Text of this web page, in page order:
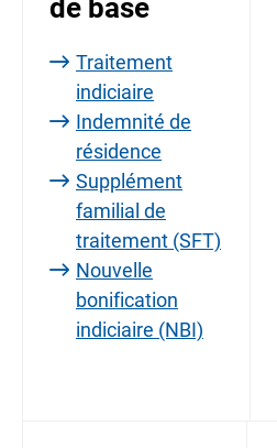
de base
Traitement
indiciaire
Indemnité de
résidence
Supplément
familial de
traitement (SFT)
Nouvelle
bonification
indiciaire (NBI)